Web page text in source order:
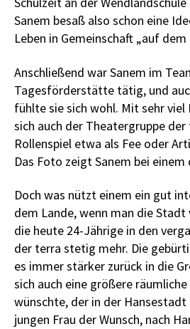
Sanem besaß also schon eine
Leben in Gemeinschaft „auf
Anschließend war Sanem im
Tagesförderstätte tätig, und
fühlte sie sich wohl. Mit sehr viel
sich auch der Theatergruppe
Rollenspiel etwa als Fee oder
Das Foto zeigt Sanem bei
Doch was nützt einem ein gut
dem Lande, wenn man die
die heute 24-Jährige in den
der terra stetig mehr. Die
es immer stärker zurück in die
sich auch eine größere
wünschte, der in der Hansestadt
jungen Frau der Wunsch, nach